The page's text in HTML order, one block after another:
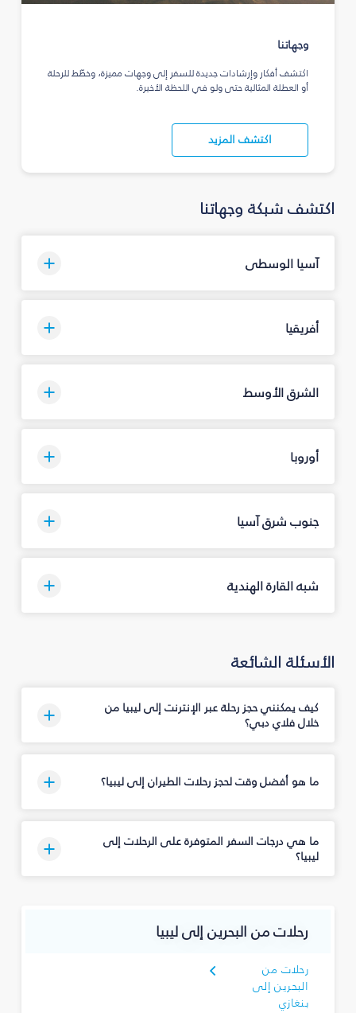
وجهاتنا
اكتشف أفكار وإرشادات جديدة للسفر إلى وجهات مميزة، وخطّط للرحلة
أو العطلة المثالية حتى ولو في اللحظة الأخيرة.
اكتشف المزيد
اكتشف شبكة وجهاتنا
آسيا الوسطى
أفريقيا
الشرق الأوسط
أوروبا
جنوب شرق آسيا
شبه القارة الهندية
الأسئلة الشائعة
كيف يمكنني حجز رحلة عبر الإنترنت إلى ليبيا من
خلال فلاي دبي؟
ما هو أفضل وقت لحجز رحلات الطيران إلى ليبيا؟
ما هي درجات السفر المتوفرة على الرحلات إلى
ليبيا؟
رحلات من البحرين إلى ليبيا
رحلات من
البحرين إلى
بنغازي